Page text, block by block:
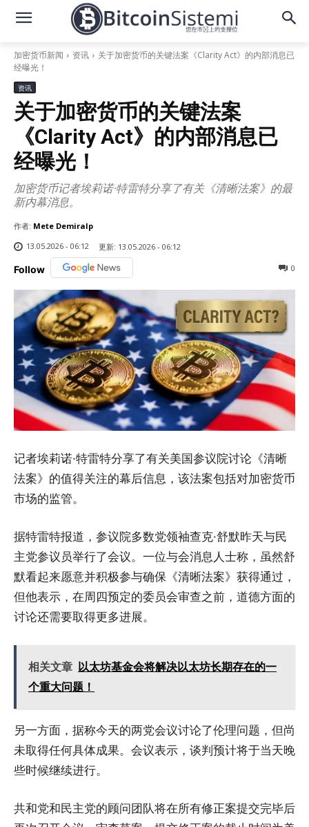
加密货币新闻 资讯
关于加密货币的关键法案《Clarity Act》的内部消息已
经曝光！
资讯
关于加密货币的关键法案
《Clarity Act》的内部消息已
经曝光！
加密货币记者埃莉诺·特雷特分享了有关《清晰法案》的最
新内幕消息。
作者: Mete Demiralp
13.05.2026 - 06:12
更新: 13.05.2026 - 06:12
Follow 0
记者埃莉诺·特雷特分享了有关美国参议院讨论《清晰
法案》的值得关注的幕后信息，该法案包括对加密货币
市场的监管。
据特雷特报道，参议院多数党领袖查克·舒默昨天与民
主党参议员举行了会议。一位与会消息人士称，虽然舒
默看起来愿意并积极参与确保《清晰法案》获得通过，
但他表示，在周四预定的委员会审查之前，道德方面的
讨论还需要取得更多进展。
相关文章 以太坊基金会将解决以太坊长期存在的一
个重大问题！
另一方面，据称今天的两党会议讨论了伦理问题，但尚
未取得任何具体成果。会议表示，谈判预计将于当天晚
些时候继续进行。
共和党和民主党的顾问团队将在所有修正案提交完毕后